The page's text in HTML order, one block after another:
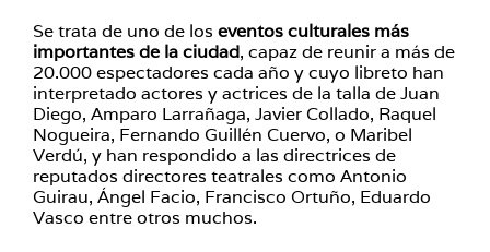
Se trata de uno de los eventos culturales más
importantes de la ciudad, capaz de reunir a más de
20.000 espectadores cada año y cuyo libreto han
interpretado actores y actrices de la talla de Juan
Diego, Amparo Larrañaga, Javier Collado, Raquel
Nogueira, Fernando Guillén Cuervo, o Maribel
Verdú, y han respondido a las directrices de
reputados directores teatrales como Antonio
Guirau, Ángel Facio, Francisco Ortuño, Eduardo
Vasco entre otros muchos.